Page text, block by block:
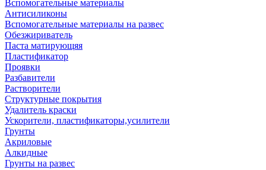
Вспомогательные материалы
Антисиликоны
Вспомогательные материалы на развес
Обезжириватель
Паста матирующяя
Пластификатор
Проявки
Разбавители
Растворители
Структурные покрытия
Удалитель краски
Ускорители, пластификаторы,усилители
Грунты
Акриловые
Алкидные
Грунты на развес